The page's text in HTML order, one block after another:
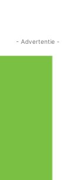
- Advertentie -